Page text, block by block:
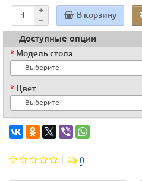
В корзину
Доступные опции
Модель стола:
Цвет
0